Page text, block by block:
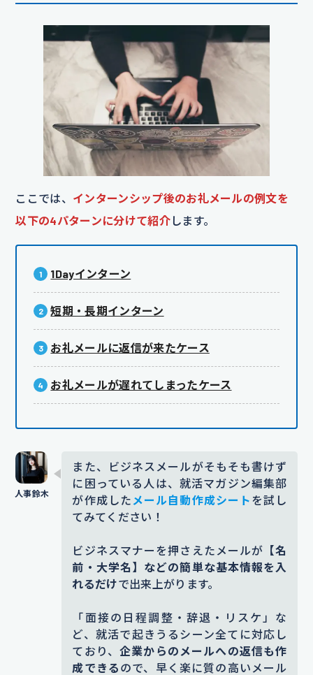
ここでは、 インターンシップ後のお礼メールの例文を
以下の4パターンに分けて紹介します。
1Dayインターン
短期・長期インターン
お礼メールに返信が来たケース
お礼メールが遅れてしまったケース
また、ビジネスメールがそもそも書けず
に困っている人は、就活マガジン編集部
が作成した メール自動作成シート を試し
てみてください！
ビジネスマナーを押さえたメールが 【名
前・大学名】などの簡単な基本情報を入
れるだけで出来上がります。
「面接の日程調整・辞退・リスケ」な
ど、就活で起きうるシーン全てに対応し
ており、企業からのメールへの返信も作
成できる ので、早く楽に質の高いメール